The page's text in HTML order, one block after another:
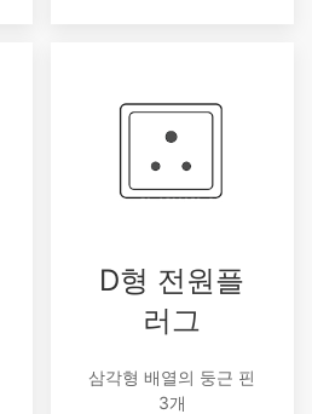
D형 전원플
러그
삼각형 배열의 둥근 핀
3개